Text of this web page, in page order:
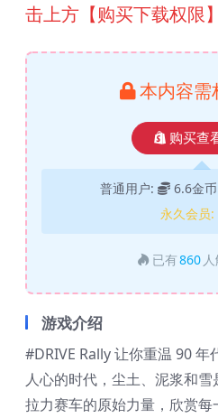
击上方【购买下载权限
本内容需
购买查
普通用户: 6.6金币
永久会员:
已有860
游戏介绍
#DRIVE Rally 让你重温 90 年
人心的时代，尘土、泥浆和
拉力赛车的原始力量，欣赏